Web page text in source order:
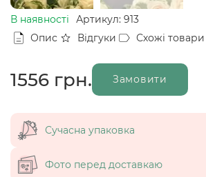
В наявності
Артикул: 913
Опис
Відгуки Схожі товари
1556 грн. Замовити
Сучасна упаковка
Фото перед доставкаю